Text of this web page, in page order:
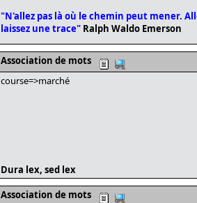
"N'allez pas là où le chemin peut mener.
laissez une trace" Ralph Waldo Emerson
Association de mots
course=>marché
Dura lex, sed lex
Association de mots